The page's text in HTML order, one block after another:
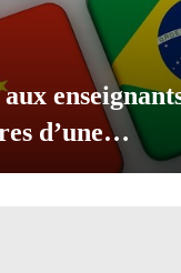
pour